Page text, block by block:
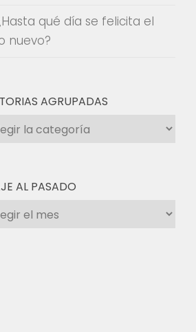
qué día se felicita el
nuevo?
AGRUPADAS
AL PASADO